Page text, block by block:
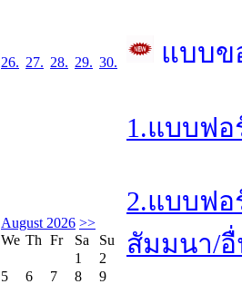
26. 27. 28. 29. 30.
August 2026 >>
We Th Fr Sa
Su
1
2
5 6 7 8
9
แบบข
1.แบบฟ
2.แบบฟอ
สัมมนา/